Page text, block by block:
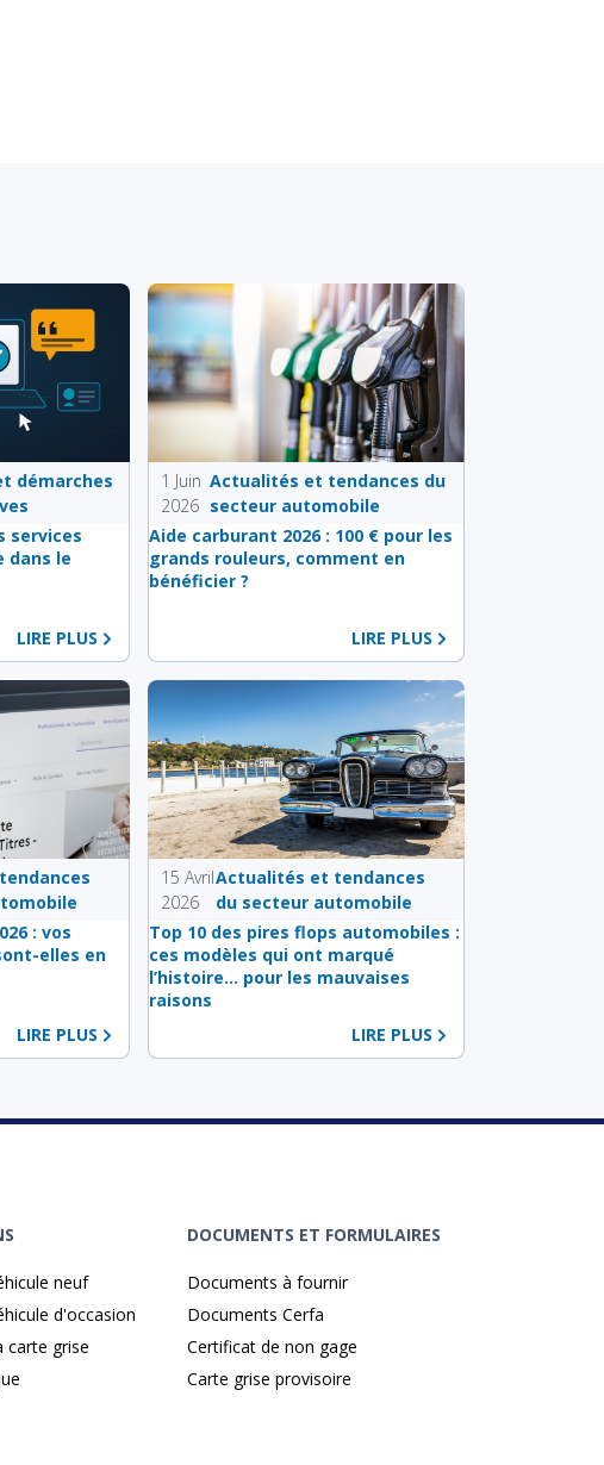
démarches
services
dans le
LIRE PLUS
1 Juin
2026
Actualités et tendances du
secteur automobile
Aide carburant 2026 : 100 € pour les
grands rouleurs, comment en
bénéficier ?
LIRE PLUS
: vos
elles en
LIRE PLUS
15 Avril
2026
Actualités et tendances
du secteur automobile
Top 10 des pires flops automobiles :
ces modèles qui ont marqué
l’histoire… pour les mauvaises
raisons
LIRE PLUS
neuf
d'occasion
carte grise
DOCUMENTS ET FORMULAIRES
Documents à fournir
Documents Cerfa
Certificat de non gage
Carte grise provisoire